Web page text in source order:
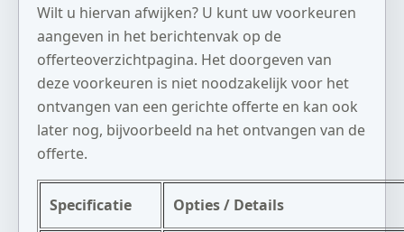
Wilt u hiervan afwijken? U kunt uw voorkeuren
aangeven in het berichtenvak op de
offerteoverzichtpagina. Het doorgeven van
deze voorkeuren is niet noodzakelijk voor het
ontvangen van een gerichte offerte en kan ook
later nog, bijvoorbeeld na het ontvangen van de
offerte.
Specificatie Opties / Details